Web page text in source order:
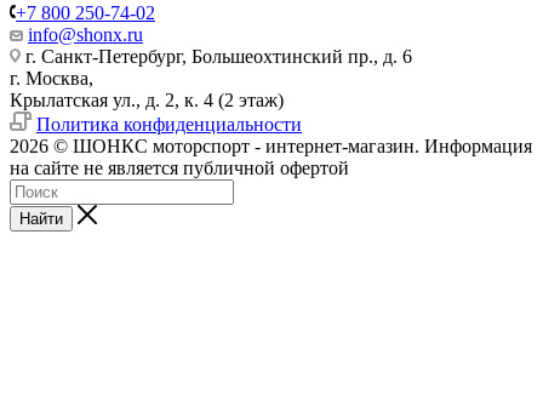
+7 800 250-74-02
info@shonx.ru
г. Санкт-Петербург, Большеохтинский пр., д. 6
г. Москва,
Крылатская ул., д. 2, к. 4 (2 этаж)
Политика конфиденциальности
2026 © ШОНКС моторспорт - интернет-магазин. Информация
на сайте не является публичной офертой
Найти